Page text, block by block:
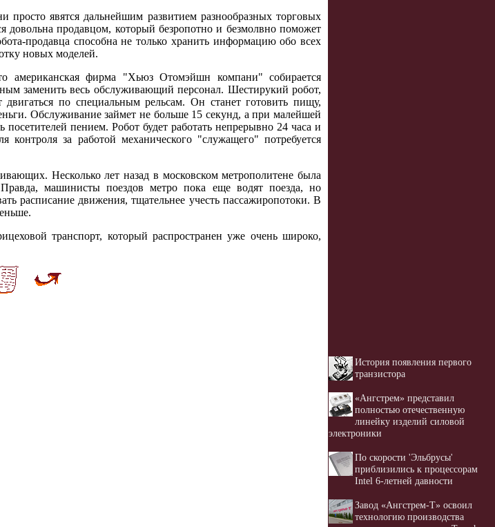
явятся дальнейшим развитием разнообразных торговых
довольна продавцом, который безропотно и безмолвно поможет
продавца способна не только хранить информацию обо всех
новых моделей.
американская фирма "Хьюз Отомэйшн компани" собирается
заменить весь обслуживающий персонал. Шестирукий робот,
по специальным рельсам. Он станет готовить пищу,
Обслуживание займет не больше 15 секунд, а при малейшей
пением. Робот будет работать непрерывно 24 часа и
контроля за работой механического "служащего" потребуется
Несколько лет назад в московском метрополитене была
машинисты поездов метро пока еще водят поезда, но
расписание движения, тщательнее учесть пассажиропотоки. В
транспорт, который распространен уже очень широко,
История появления первого
транзистора
«Ангстрем» представил
полностью отечественную
линейку изделий силовой
электроники
По скорости 'Эльбрусы'
приблизились к процессорам
Intel 6-летней давности
Завод «Ангстрем-Т» освоил
технологию производства